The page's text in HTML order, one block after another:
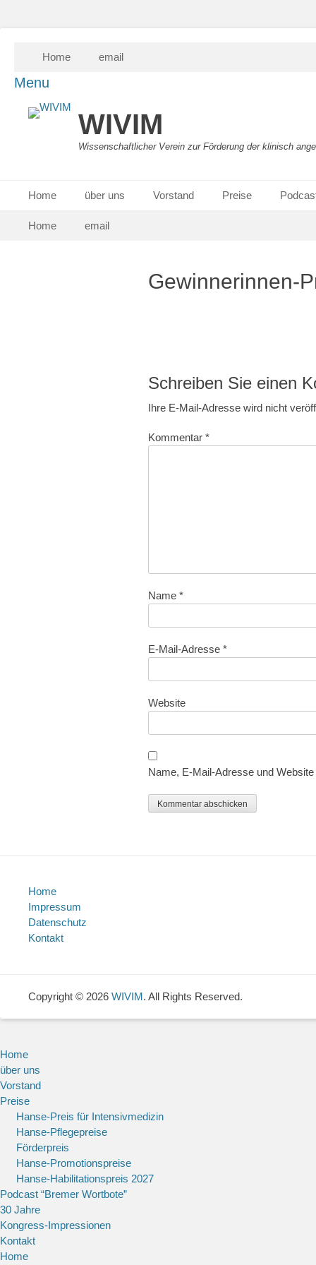
Secondary Menu
content
Home email
Menu
WIVIM
Wissenschaftlicher Verein zur Förderung der klinisch
Primary Menu
Home über uns Vorstand Preise
Secondary Menu
Home email
Gewinnerinnen-
Schreiben Sie einen
Ihre E-Mail-Adresse wird nicht
Kommentar *
Name *
E-Mail-Adresse *
Website
Name, E-Mail-Adresse und
Home
Impressum
Datenschutz
Kontakt
Copyright © 2026 WIVIM. All Rights Reserved.
Home
über uns
Vorstand
Preise
Hanse-Preis für Intensivmedizin
Hanse-Pflegepreise
Förderpreis
Hanse-Promotionspreise
Hanse-Habilitationspreis 2027
Podcast “Bremer Wortbote”
30 Jahre
Kongress-Impressionen
Kontakt
Home